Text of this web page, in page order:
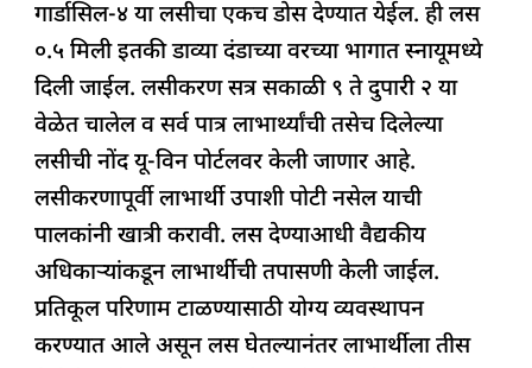
गार्डासिल-४ या लसीचा एकच डोस देण्यात येईल. ही लस
०.५ मिली इतकी डाव्या दंडाच्या वरच्या भागात स्नायूमध्ये
दिली जाईल. लसीकरण सत्र सकाळी ९ ते दुपारी २ या
वेळेत चालेल व सर्व पात्र लाभार्थ्यांची तसेच दिलेल्या
लसीची नोंद यू-विन पोर्टलवर केली जाणार आहे.
लसीकरणापूर्वी लाभार्थी उपाशी पोटी नसेल याची
पालकांनी खात्री करावी. लस देण्याआधी वैद्यकीय
अधिकाऱ्यांकडून लाभार्थीची तपासणी केली जाईल.
प्रतिकूल परिणाम टाळण्यासाठी योग्य व्यवस्थापन
करण्यात आले असून लस घेतल्यानंतर लाभार्थीला तीस